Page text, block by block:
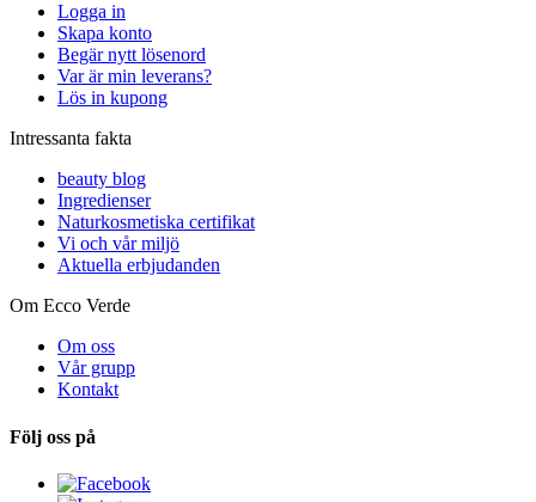
Logga in
Skapa konto
Begär nytt lösenord
Var är min leverans?
Lös in kupong
Intressanta fakta
beauty blog
Ingredienser
Naturkosmetiska certifikat
Vi och vår miljö
Aktuella erbjudanden
Om Ecco Verde
Om oss
Vår grupp
Kontakt
Följ oss på